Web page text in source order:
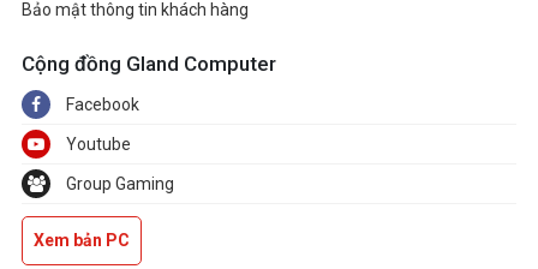
Bảo mật thông tin khách hàng
Cộng đồng Gland Computer
Facebook
Youtube
Group Gaming
Xem bản PC